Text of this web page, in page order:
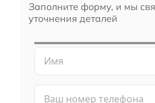
Заполните форму, и мы
уточнения деталей